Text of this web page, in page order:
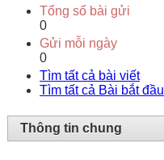
Tổng số bài gửi
0
Gửi mỗi ngày
0
Tìm tất cả bài viết
Tìm tất cả Bài bắt đầu
Thông tin chung